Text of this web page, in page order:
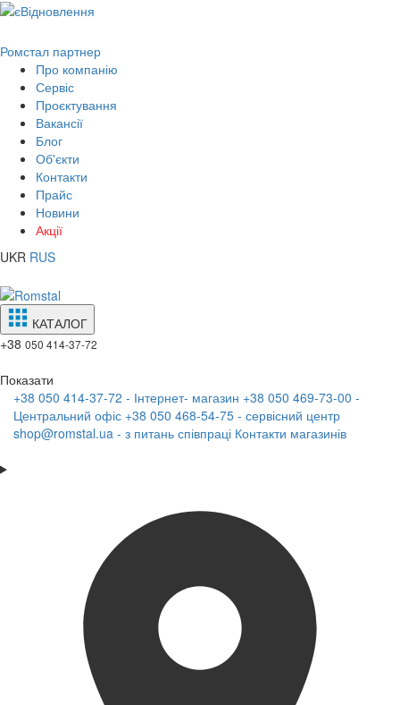
Ромстал партнер
Про компанію
Сервіс
Проєктування
Вакансії
Блог
Об'єкти
Контакти
Прайс
Новини
Акції
UKR RUS
КАТАЛОГ
+38 050 414-37-72
Показати
+38 050 414-37-72 - Інтернет- магазин +38 050 469-73-00 -
Центральний офіс +38 050 468-54-75 - сервісний центр
shop@romstal.ua - з питань співпраці Контакти магазинів